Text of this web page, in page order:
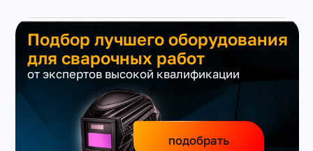
Подбор лучшего оборудования
для сварочных работ
от экспертов высокой квалификации
подобрать